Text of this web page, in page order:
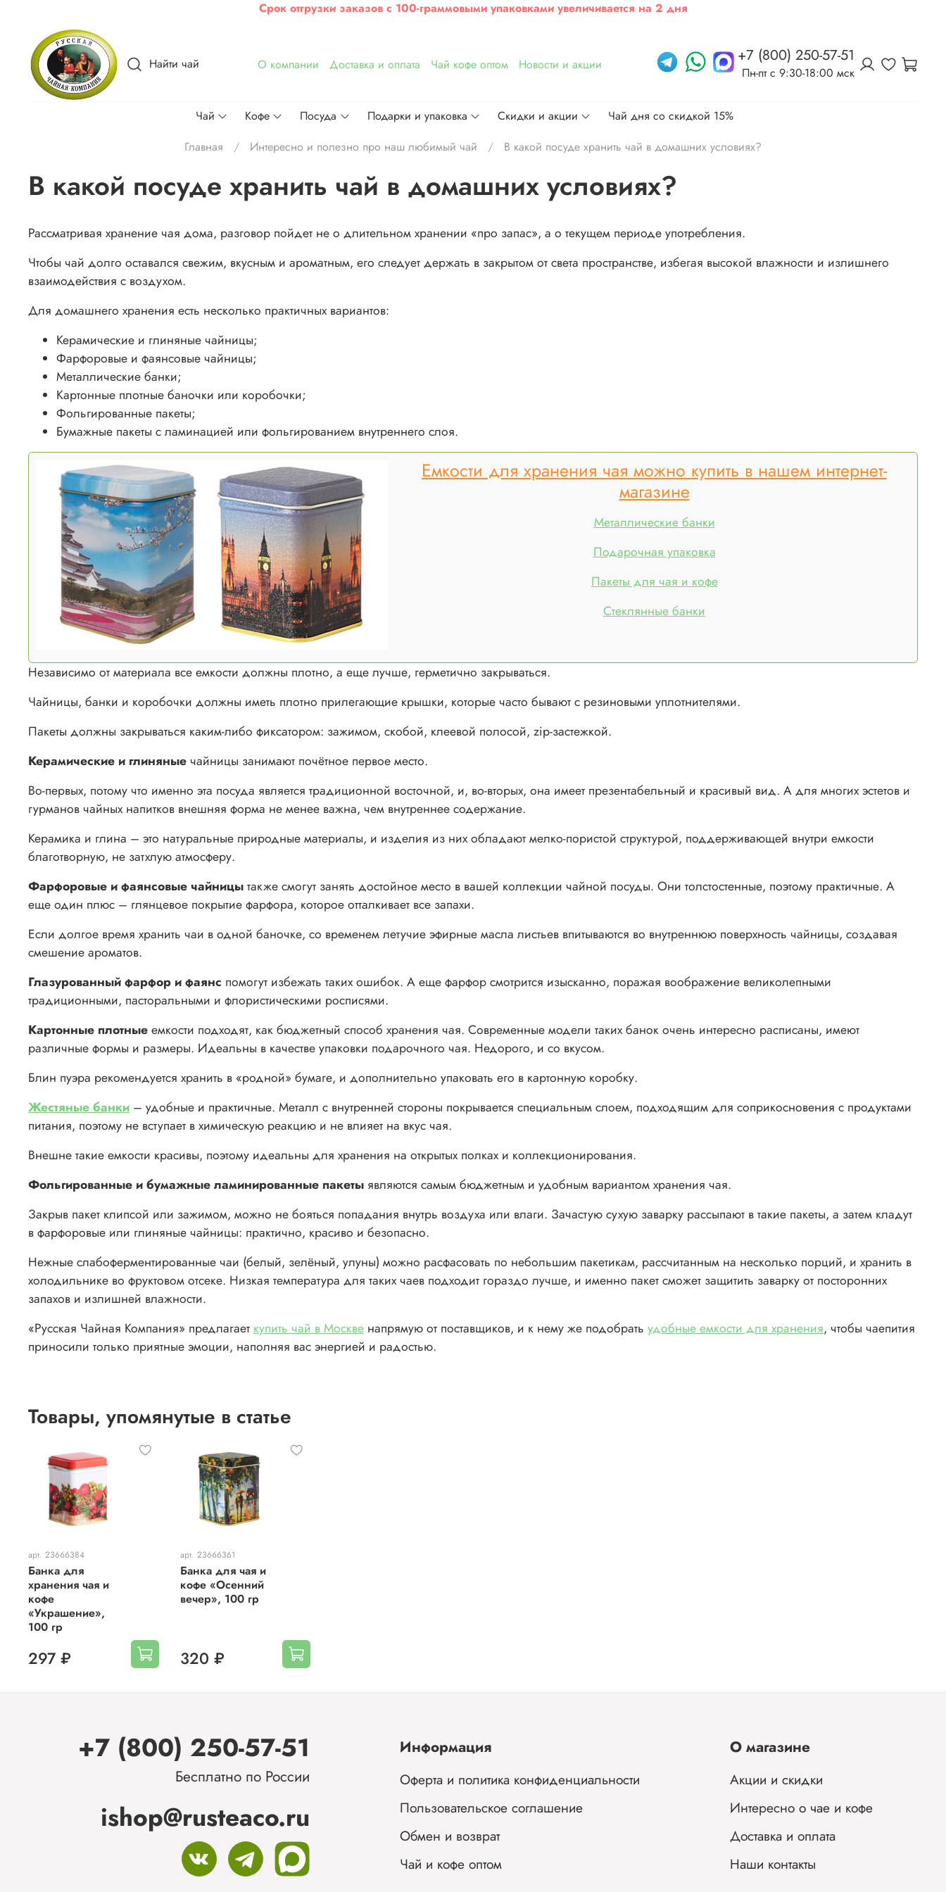
Срок отгрузки заказов с 100-граммовыми упаковками увеличивается на 2 дня
Найти чай О компании Доставка и оплата Чай кофе оптом Новости и акции +7 (800) 250-57-51
Пн-пт c 9:30-18:00 мск
Чай Кофе Посуда Подарки и упаковка Скидки и акции
Чай дня со скидкой 15%
Главная
Интересно и полезно про наш любимый чай В какой посуде хранить чай в домашних условиях?
В какой посуде хранить чай в домашних условиях?
Рассматривая хранение чая дома, разговор пойдет не о длительном хранении «про запас», а о текущем периоде употребления.
Чтобы чай долго оставался свежим, вкусным и ароматным, его следует держать в закрытом от света пространстве, избегая высокой влажности и излишнего
взаимодействия с воздухом.
Для домашнего хранения есть несколько практичных вариантов:
Керамические и глиняные чайницы;
Фарфоровые и фаянсовые чайницы;
Металлические банки;
Картонные плотные баночки или коробочки;
Фольгированные пакеты;
Бумажные пакеты с ламинацией или фольгированием внутреннего слоя.
Емкости для хранения чая можно купить в нашем интернет-
магазине
Металлические банки
Подарочная упаковка
Пакеты для чая и кофе
Стеклянные банки
Независимо от материала все емкости должны плотно, а еще лучше, герметично закрываться.
Чайницы, банки и коробочки должны иметь плотно прилегающие крышки, которые часто бывают с резиновыми уплотнителями.
Пакеты должны закрываться каким-либо фиксатором: зажимом, скобой, клеевой полосой, zip-застежкой.
Керамические и глиняныечайницы занимают почётное первое место.
Во-первых, потому что именно эта посуда является традиционной восточной, и, во-вторых, она имеет презентабельный и красивый вид. А для многих эстетов и
гурманов чайных напитков внешняя форма не менее важна, чем внутреннее содержание.
Керамика и глина – это натуральные природные материалы, и изделия из них обладают мелко-пористой структурой, поддерживающей внутри емкости
благотворную, не затхлую атмосферу.
Фарфоровые и фаянсовые чайницытакже смогут занять достойное место в вашей коллекции чайной посуды. Они толстостенные, поэтому практичные. А
еще один плюс – глянцевое покрытие фарфора, которое отталкивает все запахи.
Если долгое время хранить чаи в одной баночке, со временем летучие эфирные масла листьев впитываются во внутреннюю поверхность чайницы, создавая
смешение ароматов.
Глазурованный фарфор и фаянс помогут избежать таких ошибок. А еще фарфор смотрится изысканно, поражая воображение великолепными
традиционными, пасторальными и флористическими росписями.
Картонные плотныеемкости подходят, как бюджетный способ хранения чая. Современные модели таких банок очень интересно расписаны, имеют
различные формы и размеры. Идеальны в качестве упаковки подарочного чая. Недорого, и со вкусом.
Блин пуэра рекомендуется хранить в «родной» бумаге, и дополнительно упаковать его в картонную коробку.
Жестяные банки – удобные и практичные. Металл с внутренней стороны покрывается специальным слоем, подходящим для соприкосновения с продуктами
питания, поэтому не вступает в химическую реакцию и не влияет на вкус чая.
Внешне такие емкости красивы, поэтому идеальны для хранения на открытых полках и коллекционирования.
Фольгированные и бумажные ламинированные пакеты являются самым бюджетным и удобным вариантом хранения чая.
Закрыв пакет клипсой или зажимом, можно не бояться попадания внутрь воздуха или влаги. Зачастую сухую заварку рассыпают в такие пакеты, а затем кладут
в фарфоровые или глиняные чайницы: практично, красиво и безопасно.
Нежные слабоферментированные чаи (белый, зелёный, улуны) можно расфасовать по небольшим пакетикам, рассчитанным на несколько порций, и хранить в
холодильнике во фруктовом отсеке. Низкая температура для таких чаев подходит гораздо лучше, и именно пакет сможет защитить заварку от посторонних
запахов и излишней влажности.
«Русская Чайная Компания» предлагаеткупить чай в Москве напрямую от поставщиков, и к нему же подобрать удобные емкости для хранения, чтобы чаепития
приносили только приятные эмоции, наполняя вас энергией и радостью.
Товары, упомянутые в статье
арт. 23666384
Банка для
хранения чая и
кофе
«Украшение»,
100 гр
297 ₽
арт. 23666361
Банка для чая и
кофе «Осенний
вечер», 100 гр
320 ₽
Информация
Оферта и политика конфиденциальности
Пользовательское соглашение
Обмен и возврат
Чай и кофе оптом
О магазине
Акции и скидки
Интересно о чае и кофе
Доставка и оплата
Наши контакты
+7 (800) 250-57-51
Бесплатно по России
ishop@rusteaco.ru